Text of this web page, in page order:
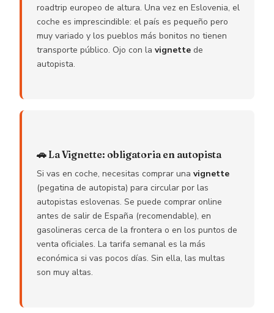
roadtrip europeo de altura. Una vez en Eslovenia, el
coche es imprescindible: el país es pequeño pero
muy variado y los pueblos más bonitos no tienen
transporte público. Ojo con la vignette de
autopista.
🚗 La Vignette: obligatoria en autopista
Si vas en coche, necesitas comprar una vignette
(pegatina de autopista) para circular por las
autopistas eslovenas. Se puede comprar online
antes de salir de España (recomendable), en
gasolineras cerca de la frontera o en los puntos de
venta oficiales. La tarifa semanal es la más
económica si vas pocos días. Sin ella, las multas
son muy altas.